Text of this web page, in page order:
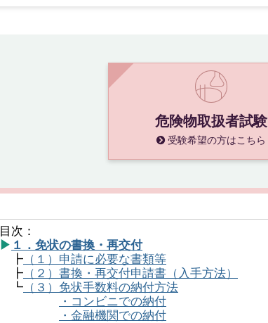
危険物取扱者試験
受験希望の方はこちら
目次：
▶ １．免状の書換・再交付
┣ （１）申請に必要な書類等
┣ （２）書換・再交付申請書（入手方法）
┗ （３）免状手数料の納付方法
・コンビニでの納付
・金融機関での納付